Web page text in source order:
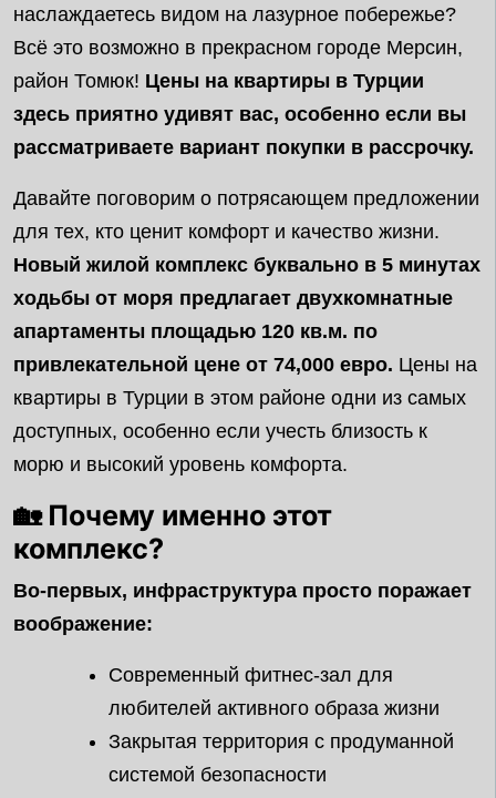
наслаждаетесь видом на лазурное побережье?
Всё это возможно в прекрасном городе Мерсин,
район Томюк! Цены на квартиры в Турции
здесь приятно удивят вас, особенно если вы
рассматриваете вариант покупки в рассрочку.
Давайте поговорим о потрясающем предложении
для тех, кто ценит комфорт и качество жизни.
Новый жилой комплекс буквально в 5 минутах
ходьбы от моря предлагает двухкомнатные
апартаменты площадью 120 кв.м. по
привлекательной цене от 74,000 евро. Цены на
квартиры в Турции в этом районе одни из самых
доступных, особенно если учесть близость к
морю и высокий уровень комфорта.
🏡 Почему именно этот
комплекс?
Во-первых, инфраструктура просто поражает
воображение:
Современный фитнес-зал для
любителей активного образа жизни
Закрытая территория с продуманной
системой безопасности